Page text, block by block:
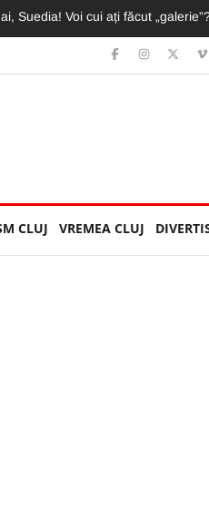
pe «U»”
CLUJ VREMEA CLUJ